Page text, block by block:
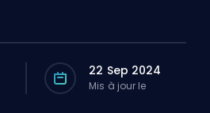
22 Sep 2024
Mis à jour le